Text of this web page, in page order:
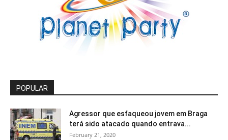
POPULAR
Agressor que esfaqueou jovem em Braga
terá sido atacado quando entrava...
February 21, 2020